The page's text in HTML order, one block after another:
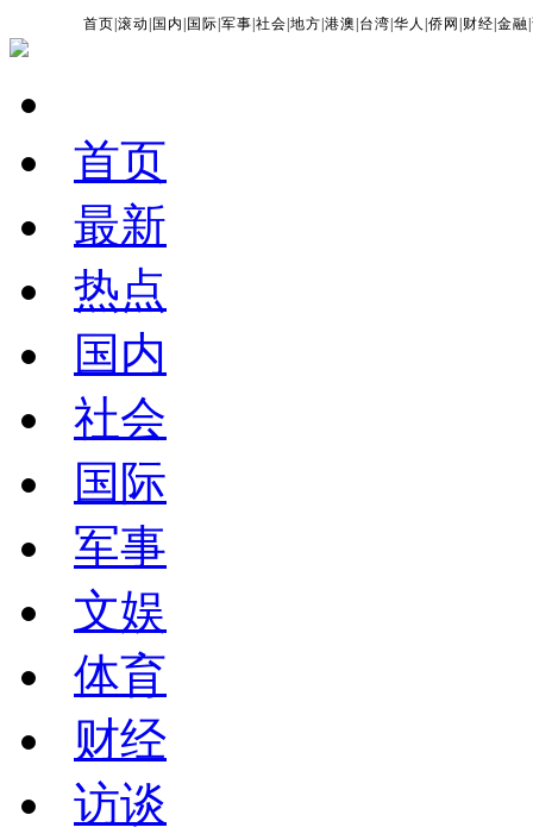
首页 |滚动 国内 国际 |军事 |社会 |地方 |港澳 台湾 |华人 |侨网 财经 |金融 |
首页
最新
热点
国内
社会
国际
军事
文娱
体育
财经
访谈